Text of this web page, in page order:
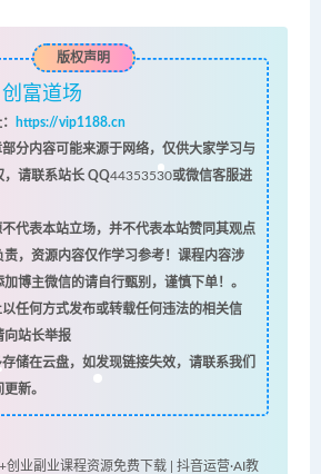
版权声明
创富道场
https://vip1188.cn
分内容可能来源于网络，仅供大家学习与
，请联系站长 QQ44353530或微信客服进
代表本站立场，并不代表本站赞同其观点
责，资源内容仅作学习参考！课程内容涉
博主微信的请自行甄别，谨慎下单！。
任何方式发布或转载任何违法的相关信
向站长举报
储在云盘，如发现链接失效，请联系我们
新。
创业副业课程资源免费下载 | 抖音运营·AI教